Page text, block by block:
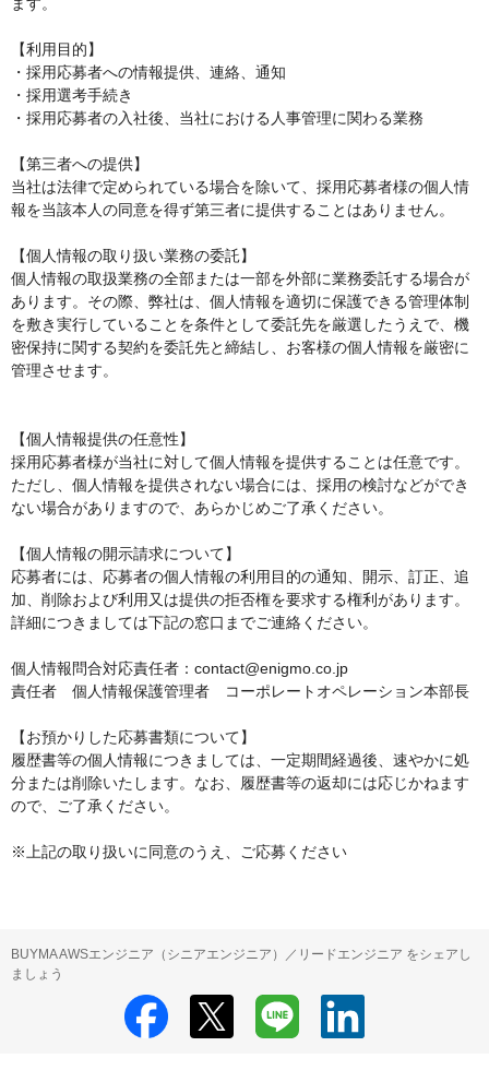
ます。
【利用目的】
・採用応募者への情報提供、連絡、通知
・採用選考手続き
・採用応募者の入社後、当社における人事管理に関わる業務
【第三者への提供】
当社は法律で定められている場合を除いて、採用応募者様の個人情
報を当該本人の同意を得ず第三者に提供することはありません。
【個人情報の取り扱い業務の委託】
個人情報の取扱業務の全部または一部を外部に業務委託する場合が
あります。その際、弊社は、個人情報を適切に保護できる管理体制
を敷き実行していることを条件として委託先を厳選したうえで、機
密保持に関する契約を委託先と締結し、お客様の個人情報を厳密に
管理させます。
【個人情報提供の任意性】
採用応募者様が当社に対して個人情報を提供することは任意です。
ただし、個人情報を提供されない場合には、採用の検討などができ
ない場合がありますので、あらかじめご了承ください。
【個人情報の開示請求について】
応募者には、応募者の個人情報の利用目的の通知、開示、訂正、追
加、削除および利用又は提供の拒否権を要求する権利があります。
詳細につきましては下記の窓口までご連絡ください。
個人情報問合対応責任者：contact@enigmo.co.jp
責任者　個人情報保護管理者　コーポレートオペレーション本部長
【お預かりした応募書類について】
履歴書等の個人情報につきましては、一定期間経過後、速やかに処
分または削除いたします。なお、履歴書等の返却には応じかねます
ので、ご了承ください。
BUYMA AWSエンジニア（シニアエンジニア）／リードエンジニア をシェアし
ましょう